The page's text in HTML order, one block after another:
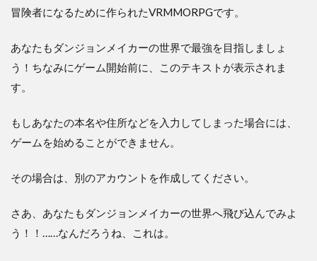
冒険者になるために作られたVRMMORPGです。
あなたもダンジョンメイカーの世界で最強を目指しましょ
う！ちなみにゲーム開始前に、このテキストが表示されま
す。
もしあなたの本名や住所などを入力してしまった場合には、
ゲームを始めることができません。
その場合は、別のアカウントを作成してください。
さあ、あなたもダンジョンメイカーの世界へ飛び込んでみよ
う！！……なんだろうね、これは。